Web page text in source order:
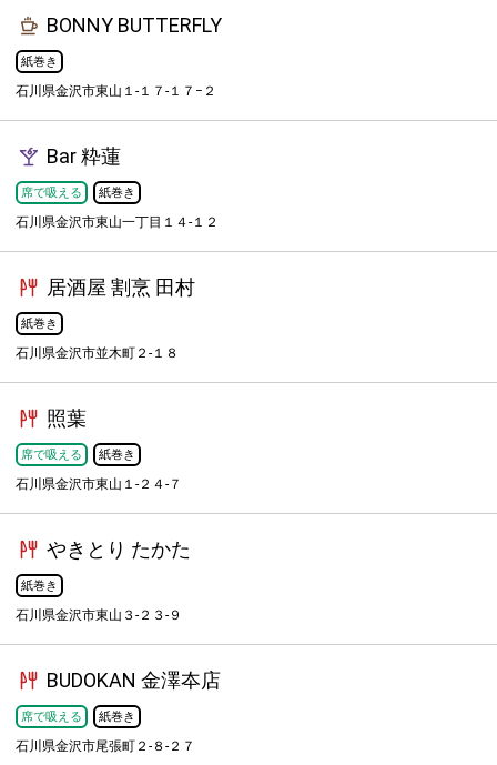
BONNY BUTTERFLY
紙巻き
石川県金沢市東山１-１７-１７−２
Bar 粋蓮
席で吸える 紙巻き
石川県金沢市東山一丁目１４-１２
居酒屋 割烹 田村
紙巻き
石川県金沢市並木町２-１８
照葉
席で吸える 紙巻き
石川県金沢市東山１-２４-７
やきとり たかた
紙巻き
石川県金沢市東山３-２３-９
BUDOKAN 金澤夲店
席で吸える 紙巻き
石川県金沢市尾張町２-８-２７